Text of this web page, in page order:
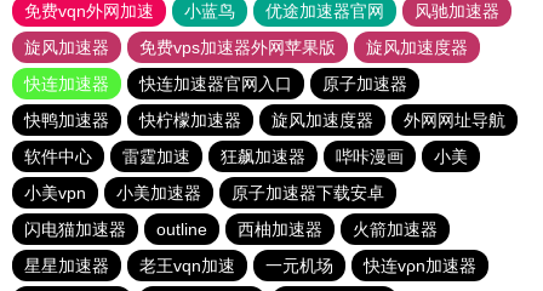
免费vqn外网加速
小蓝鸟 优途加速器官网
风驰加速器
旋风加速器
免费vps加速器外网苹果版
旋风加速度器
快连加速器
快连加速器官网入口
原子加速器
快鸭加速器
快柠檬加速器 旋风加速度器
外网网址导航
软件中心
雷霆加速 狂飙加速器 哔咔漫画
小美
小美vpn
小美加速器
原子加速器下载安卓
闪电猫加速器
outline 西柚加速器
火箭加速器
星星加速器
老王vqn加速 一元机场
快连vρn加速器